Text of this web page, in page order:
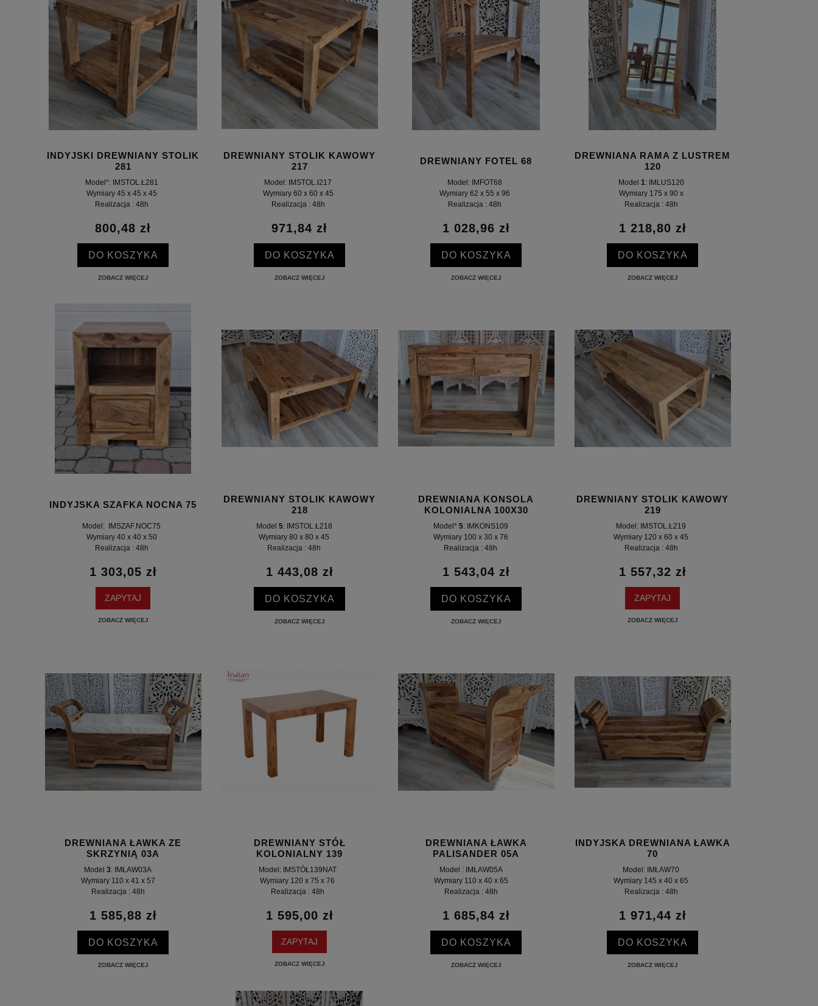
INDYJSKI DREWNIANY STOLIK
281
Model*: IMSTOL.Ł281
Wymiary 45 x 45 x 45
Realizacja : 48h
800,48 zł
DO KOSZYKA
ZOBACZ WIĘCEJ
DREWNIANY STOLIK KAWOWY
217
Model: IMSTOL.ł217
Wymiary 60 x 60 x 45
Realizacja : 48h
971,84 zł
DO KOSZYKA
ZOBACZ WIĘCEJ
DREWNIANY FOTEL 68
Model: IMFOT68
Wymiary 62 x 55 x 96
Realizacja : 48h
1 028,96 zł
DO KOSZYKA
ZOBACZ WIĘCEJ
DREWNIANA RAMA Z LUSTREM
120
Model 1: IMLUS120
Wymiary 175 x 90 x
Realizacja : 48h
1 218,80 zł
DO KOSZYKA
ZOBACZ WIĘCEJ
INDYJSKA SZAFKA NOCNA 75
Model: IMSZAF.NOC75
Wymiary 40 x 40 x 50
Realizacja : 48h
1 303,05 zł
ZAPYTAJ
ZOBACZ WIĘCEJ
DREWNIANY STOLIK KAWOWY
218
Model 5: IMSTOL.Ł218
Wymiary 80 x 80 x 45
Realizacja : 48h
1 443,08 zł
DO KOSZYKA
ZOBACZ WIĘCEJ
DREWNIANA KONSOLA
KOLONIALNA 100X30
Model* 5: IMKONS109
Wymiary 100 x 30 x 76
Realizacja : 48h
1 543,04 zł
DO KOSZYKA
ZOBACZ WIĘCEJ
DREWNIANY STOLIK KAWOWY
219
Model: IMSTOL.Ł219
Wymiary 120 x 60 x 45
Realizacja : 48h
1 557,32 zł
ZAPYTAJ
ZOBACZ WIĘCEJ
DREWNIANA ŁAWKA ZE
SKRZYNIĄ 03A
Model 3: IMŁAW03A
Wymiary 110 x 41 x 57
Realizacja : 48h
1 585,88 zł
DO KOSZYKA
ZOBACZ WIĘCEJ
DREWNIANY STÓŁ
KOLONIALNY 139
Model: IMSTÓŁ139NAT
Wymiary 120 x 75 x 76
Realizacja : 48h
1 595,00 zł
ZAPYTAJ
ZOBACZ WIĘCEJ
DREWNIANA ŁAWKA
PALISANDER 05A
Model : IMŁAW05A
Wymiary 110 x 40 x 65
Realizacja : 48h
1 685,84 zł
DO KOSZYKA
ZOBACZ WIĘCEJ
INDYJSKA DREWNIANA ŁAWKA
70
Model: IMŁAW70
Wymiary 145 x 40 x 65
Realizacja : 48h
1 971,44 zł
DO KOSZYKA
ZOBACZ WIĘCEJ